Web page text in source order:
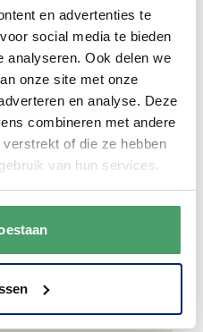
en advertenties te
social media te bieden
analyseren. Ook delen we
onze site met onze
en analyse. Deze
combineren met andere
of die ze hebben
van hun services.
zorgvuldig
karton en
wordt jouw bestelling
gratis verzonden
gemiddeld.